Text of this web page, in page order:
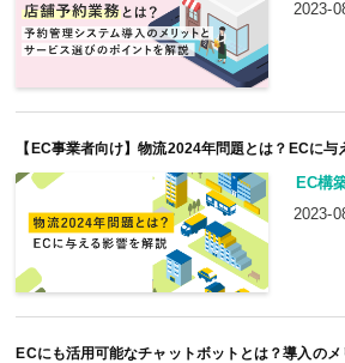
2023-
【EC事業者向け】物流2024年問題とは？ECに与
EC構
2023-
ECにも活用可能なチャットボットとは？導入の